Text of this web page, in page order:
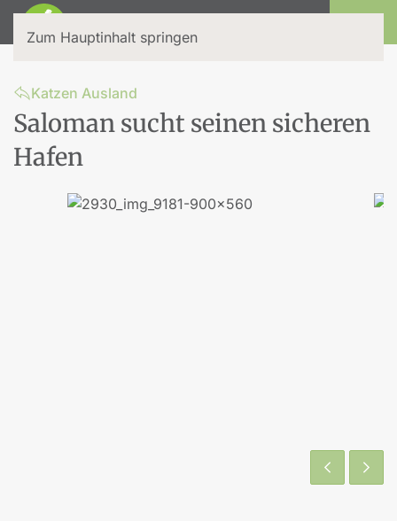
Zum Hauptinhalt springen
Katzen Ausland
Saloman sucht seinen sicheren
Hafen